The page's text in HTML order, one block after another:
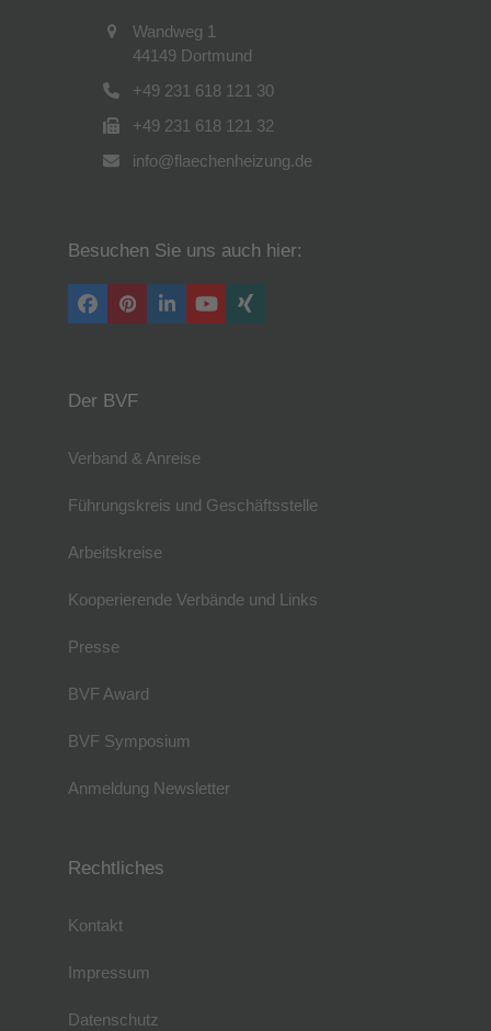
Wandweg 1
44149 Dortmund
+49 231 618 121 30
+49 231 618 121 32
info@flaechenheizung.de
Besuchen Sie uns auch hier:
Facebook
PinterestLinkedInYouTube
Xing
Der BVF
Verband & Anreise
Führungskreis und Geschäftsstelle
Arbeitskreise
Kooperierende Verbände und Links
Presse
BVF Award
BVF Symposium
Anmeldung Newsletter
Rechtliches
Kontakt
Impressum
Datenschutz